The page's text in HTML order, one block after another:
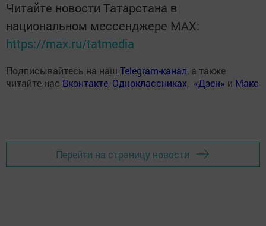
Читайте новости Татарстана в
национальном мессенджере MАХ:
https://max.ru/tatmedia
Подписывайтесь на наш Telegram-канал, а также
читайте нас Вконтакте, Одноклассниках, «Дзен» и Макс
Перейти на страницу новости